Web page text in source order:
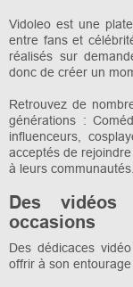
Vidoleo est une
entre fans et
réalisés sur
donc de créer un
Retrouvez de
générations :
influenceurs,
acceptés de
à leurs communautés.
Des vidéos
occasions
Des dédicaces
offrir à son entourage